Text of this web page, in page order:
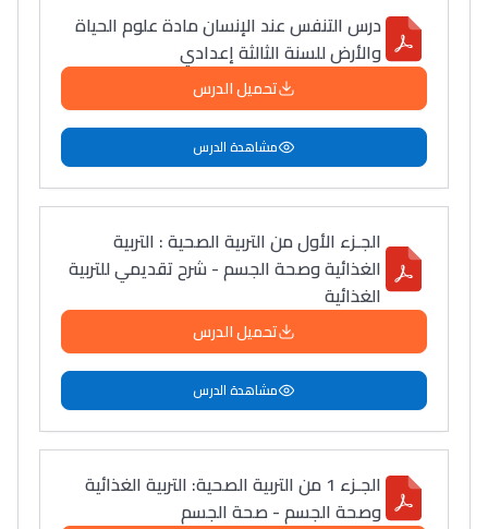
سامورا
بطلة المغرب فالقفز
الطولي، ملاك البردع
كتحكي على تجربتها
فالرّياضة و الدّراسة
درس التنفس عند الإنسان مادة علوم الحياة
والأرض للسنة الثالثة إعدادي
تحميل الدرس
مشاهدة الدرس
الجـزء الأول من التربية الصحية : التربية
الغذائية وصحة الجسم - شرح تقديمي للتربية
الغذائية
تحميل الدرس
مشاهدة الدرس
الجـزء 1 من التربية الصحية: التربية الغذائية
وصحة الجسم - صحة الجسم